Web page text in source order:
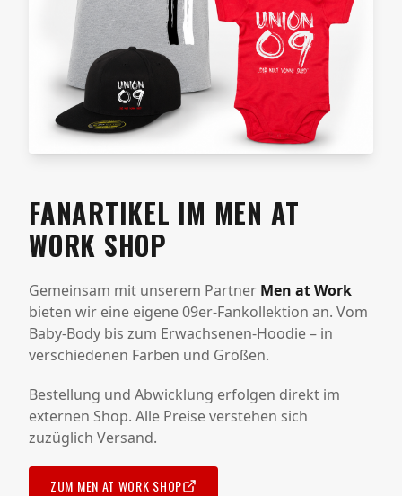
FANARTIKEL IM MEN AT
WORK SHOP
Gemeinsam mit unserem Partner Men at Work
bieten wir eine eigene 09er-Fankollektion an. Vom
Baby-Body bis zum Erwachsenen-Hoodie – in
verschiedenen Farben und Größen.
Bestellung und Abwicklung erfolgen direkt im
externen Shop. Alle Preise verstehen sich
zuzüglich Versand.
ZUM MEN AT WORK SHOP